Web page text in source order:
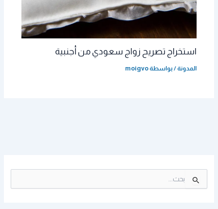
استخراج تصريح زواج سعودي من أجنبية
المدونة / بواسطة moigvo
ل